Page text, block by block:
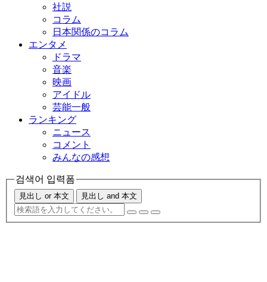
社説
コラム
日本関係のコラム
エンタメ
ドラマ
音楽
映画
アイドル
芸能一般
ランキング
ニュース
コメント
みんなの感想
검색어 입력폼
見出し or 本文 見出し and 本文